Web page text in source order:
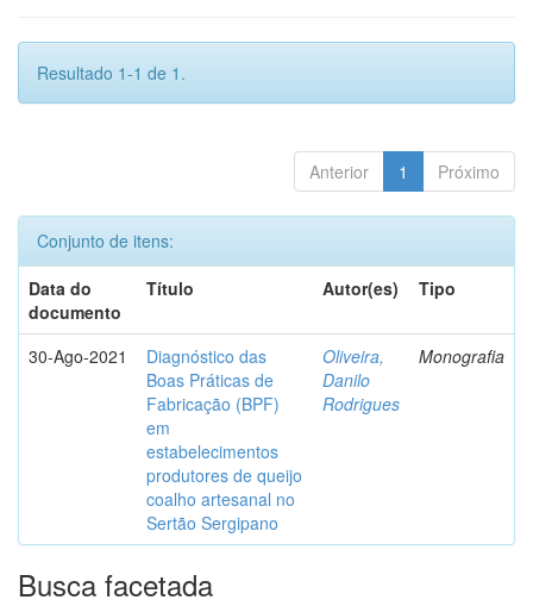
Resultado 1-1 de 1.
Anterior 1 Próximo
Conjunto de itens:
Data do
documento
Título Autor(es) Tipo
30-Ago-2021
Diagnóstico das
Boas Práticas de
Fabricação (BPF)
em
estabelecimentos
produtores de queijo
coalho artesanal no
Sertão Sergipano
Oliveira,
Danilo
Rodrigues
Monografia
Busca facetada